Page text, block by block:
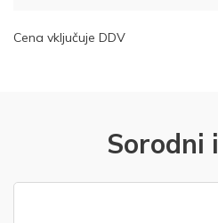
Cena vključuje DDV
Sorodni